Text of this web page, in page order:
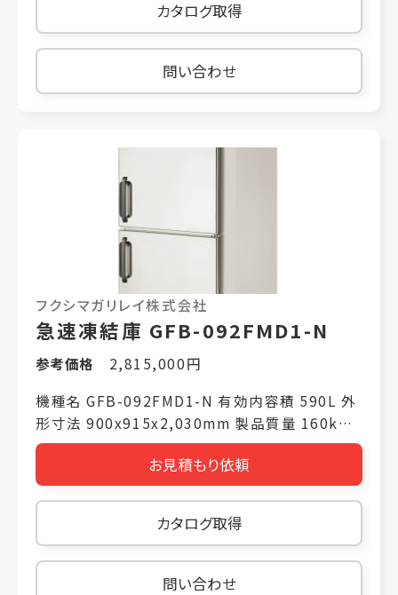
カタログ取得
問い合わせ
フクシマガリレイ株式会社
急速凍結庫 GFB-092FMD1-N
参考価格
2,815,000円
機種名 GFB-092FMD1-N 有効内容積 590L 外
形寸法 900x915x2,030mm 製品質量 160kg
電源仕様 三相200V 冷却時消費電力(50/60Hz)
1,050W/1,156W 霜取り時消費電力(50/60Hz)
1,450W/1,450W
お見積もり依頼
カタログ取得
問い合わせ